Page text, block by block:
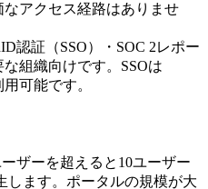
アクセス経路はありませ
認証（SSO）・SOC 2レポー
組織向けです。SSOは
可能です。
ザーを超えると10ユーザー
します。ポータルの規模が大